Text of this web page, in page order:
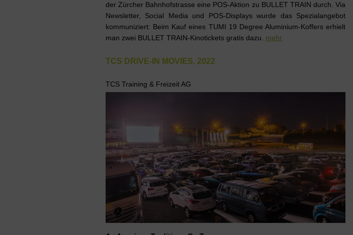
der Zürcher Bahnhofstrasse eine POS-Aktion zu BULLET TRAIN durch. Via
Newsletter, Social Media und POS-Displays wurde das Spezialangebot
kommuniziert: Beim Kauf eines TUMI 19 Degree Aluminium-Koffers erhielt
man zwei BULLET TRAIN-Kinotickets gratis dazu. mehr
TCS DRIVE-IN MOVIES, 2022
TCS Training & Freizeit AG